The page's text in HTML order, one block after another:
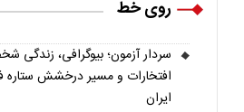
روی خط
سردار آزمون؛ بیوگرافی، زندگی
افتخارات و مسیر درخشش ستاره
ایران